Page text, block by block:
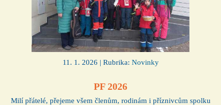
11. 1. 2026 | Rubrika: Novinky
PF 2026
Milí přátelé, přejeme všem členům, rodinám i příznivcům spolku